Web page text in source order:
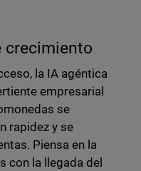
crecimiento
la IA agéntica
empresarial
se
rapidez y se
Piensa en la
con la llegada del